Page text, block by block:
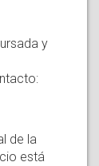
y
de la
está